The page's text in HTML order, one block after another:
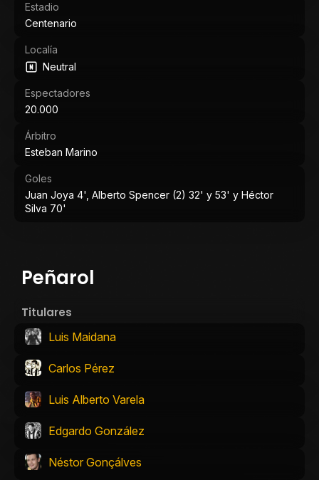
Estadio
Centenario
Localía
Neutral
Espectadores
20.000
Árbitro
Esteban Marino
Goles
Juan Joya 4', Alberto Spencer (2) 32' y 53' y Héctor
Silva 70'
Peñarol
Titulares
Luis Maidana
Carlos Pérez
Luis Alberto Varela
Edgardo González
Néstor Gonçálves